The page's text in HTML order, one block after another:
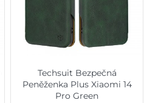
Techsuit Bezpečná
Peněženka Plus Xiaomi 14
Pro Green